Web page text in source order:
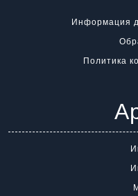
Информация
Политика